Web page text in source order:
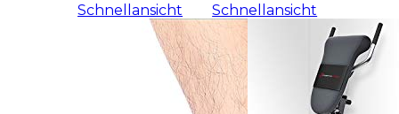
Schnellansicht Schnellansicht